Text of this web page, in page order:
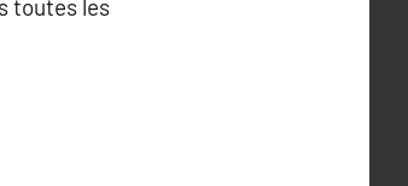
toutes les